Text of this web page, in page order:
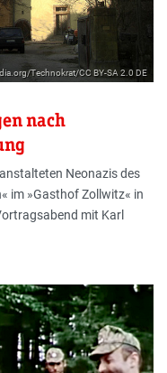
Technokrat/CC BY-SA 2.0 DE
nach
Neonazis des
im »Gasthof Zollwitz« in
mit Karl